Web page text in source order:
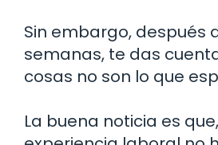
Sin embargo, después
semanas, te das
cosas no son lo que
La buena noticia es